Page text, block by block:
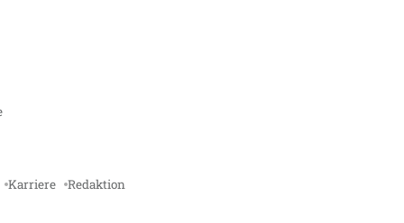
Karriere Redaktion